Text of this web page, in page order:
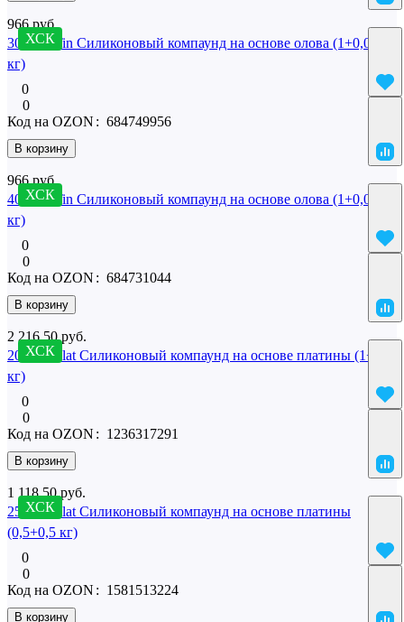
ХСК
966 руб.
30 SilcoTin Силиконовый компаунд на основе олова (1+0,02
кг)
0
0
В корзину
Код на OZON : 684749956
ХСК
966 руб.
40 SilcoTin Силиконовый компаунд на основе олова (1+0,02
кг)
0
0
В корзину
Код на OZON : 684731044
ХСК
2 216.50 руб.
20 SilcoPlat Силиконовый компаунд на основе платины (1+1
кг)
0
0
В корзину
Код на OZON : 1236317291
ХСК
1 118.50 руб.
25 SilcoPlat Силиконовый компаунд на основе платины
(0,5+0,5 кг)
0
0
В корзину
Код на OZON : 1581513224